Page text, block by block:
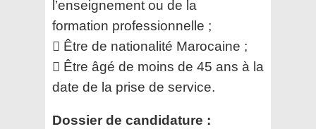
l’enseignement ou de la
formation professionnelle ;
 Être de nationalité Marocaine ;
 Être âgé de moins de 45 ans à la
date de la prise de service.
Dossier de candidature :